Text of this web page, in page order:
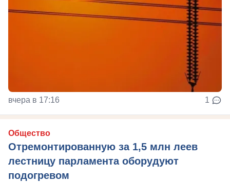
вчера в 17:16 1
Общество
Отремонтированную за 1,5 млн леев
лестницу парламента оборудуют
подогревом